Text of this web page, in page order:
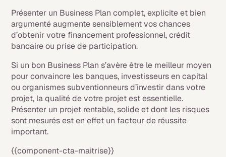
Présenter un Business Plan complet, explicite et bien
argumenté augmente sensiblement vos chances
d’obtenir votre financement professionnel, crédit
bancaire ou prise de participation.
Si un bon Business Plan s’avère être le meilleur moyen
pour convaincre les banques, investisseurs en capital
ou organismes subventionneurs d’investir dans votre
projet, la qualité de votre projet est essentielle.
Présenter un projet rentable, solide et dont les risques
sont mesurés est en effet un facteur de réussite
important.
{{component-cta-maitrise}}